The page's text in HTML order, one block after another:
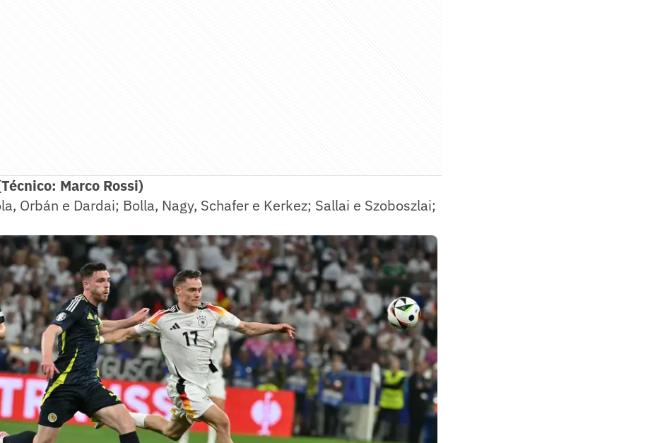
Marco Rossi)
Orbán e Dardai; Bolla, Nagy, Schafer e Kerkez; Sallai e Szoboszlai;